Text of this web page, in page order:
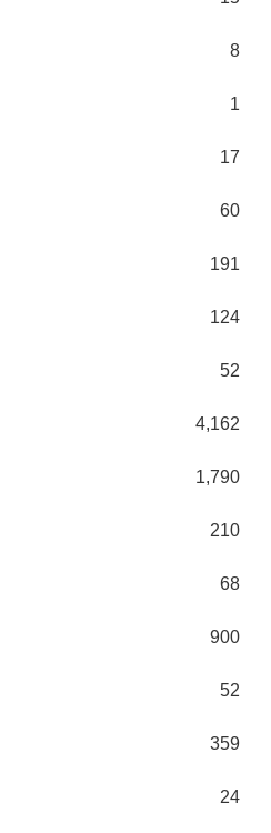
8
1
17
60
191
124
52
4,162
1,790
210
68
900
52
359
24